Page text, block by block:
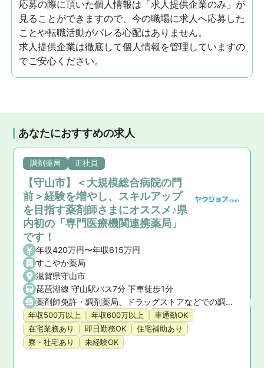
応募の際に頂いた個人情報は「求人提供企業のみ」が
見ることができますので、今の職場に求人へ応募した
ことや転職活動がバレる心配はありません。
求人提供企業は徹底して個人情報を管理していますの
でご安心ください。
あなたにおすすめの求人
調剤薬局 正社員
【守山市】＜大規模総合病院の門
前＞経験を増やし、スキルアップ
を目指す薬剤師さまにオススメ♪県
内初の「専門医療機関連携薬局」
です！
年収420万円〜年収615万円
すこやか薬局
滋賀県守山市
琵琶湖線 守山駅バス7分 下車徒歩1分
薬剤師免許・調剤薬局、ドラッグストアなどでの調剤経験あり※未経験者要相談 ・運転免許（業務上の運転が必要な店舗あり）ある方歓迎
年収500万以上 年収600万以上
車通勤OK
在宅業務あり
即日勤務OK
住宅補助あり
寮・社宅あり
未経験OK